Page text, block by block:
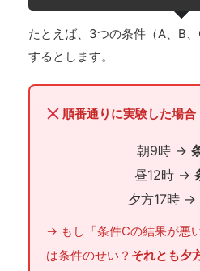
たとえば、3つの条件（A、B
するとします。
順番通りに実験した場合
朝9時 →
昼12時 →
夕方17時 →
→ もし「条件Cの結果が悪
は条件のせい？ それとも夕